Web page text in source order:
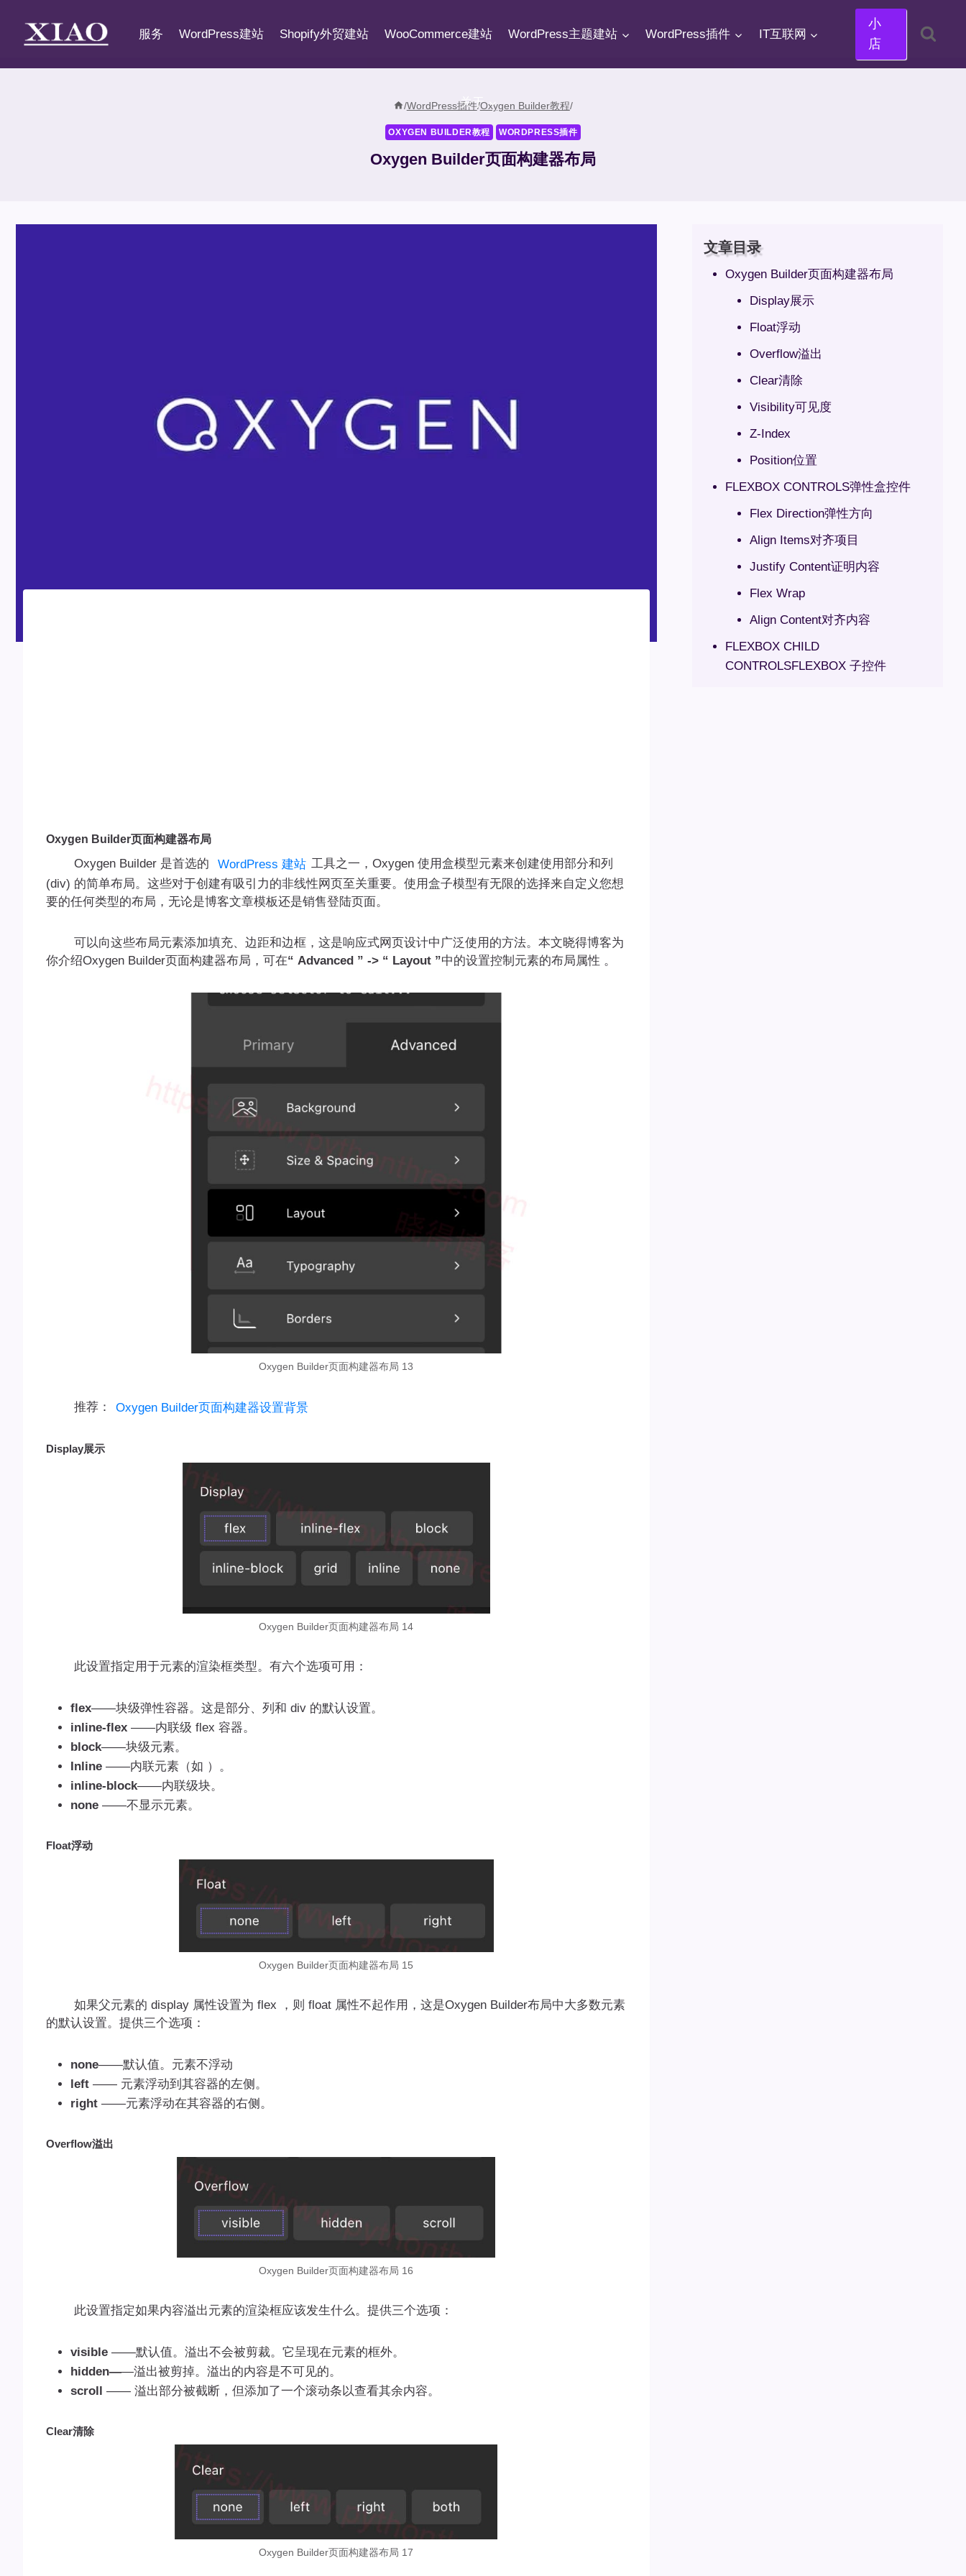
容
服务 WordPress建站 Shopify外贸建站 WooCommerce建站 WordPress主题建站 WordPress插件 IT互联网
关于
小
店
/WordPress插件/Oxygen Builder教程/
OXYGEN BUILDER教程 WORDPRESS插件
Oxygen Builder页面构建器布局
Oxygen Builder页面构建器布局
Oxygen Builder 是首选的 WordPress 建站 工具之一，Oxygen 使用盒模型元素来创建使用部分和列
(div) 的简单布局。这些对于创建有吸引力的非线性网页至关重要。使用盒子模型有无限的选择来自定义您想
要的任何类型的布局，无论是博客文章模板还是销售登陆页面。
可以向这些布局元素添加填充、边距和边框，这是响应式网页设计中广泛使用的方法。本文晓得博客为
你介绍Oxygen Builder页面构建器布局，可在“ Advanced ” -> “ Layout ”中的设置控制元素的布局属性 。
Oxygen Builder页面构建器布局 13
推荐： Oxygen Builder页面构建器设置背景
Display展示
Oxygen Builder页面构建器布局 14
此设置指定用于元素的渲染框类型。有六个选项可用：
flex——块级弹性容器。这是部分、列和 div 的默认设置。
inline-flex ——内联级 flex 容器。
block——块级元素。
Inline——内联元素（如 ）。
inline-block——内联级块。
none ——不显示元素。
Float浮动
Oxygen Builder页面构建器布局 15
如果父元素的 display 属性设置为 flex ，则 float 属性不起作用，这是Oxygen Builder布局中大多数元素
的默认设置。提供三个选项：
none——默认值。元素不浮动
left —— 元素浮动到其容器的左侧。
right——元素浮动在其容器的右侧。
Overflow溢出
Oxygen Builder页面构建器布局 16
此设置指定如果内容溢出元素的渲染框应该发生什么。提供三个选项：
visible——默认值。溢出不会被剪裁。它呈现在元素的框外。
hidden——溢出被剪掉。溢出的内容是不可见的。
scroll —— 溢出部分被截断，但添加了一个滚动条以查看其余内容。
Clear清除
Oxygen Builder页面构建器布局 17
文章目录
Oxygen Builder页面构建器布局
Display展示
Float浮动
Overflow溢出
Clear清除
Visibility可见度
Z-Index
Position位置
FLEXBOX CONTROLS弹性盒控件
Flex Direction弹性方向
Align Items对齐项目
Justify Content证明内容
Flex Wrap
Align Content对齐内容
FLEXBOX CHILD
CONTROLSFLEXBOX 子控件